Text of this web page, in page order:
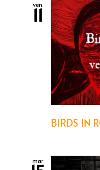
ven
11
BIRDS IN
mar